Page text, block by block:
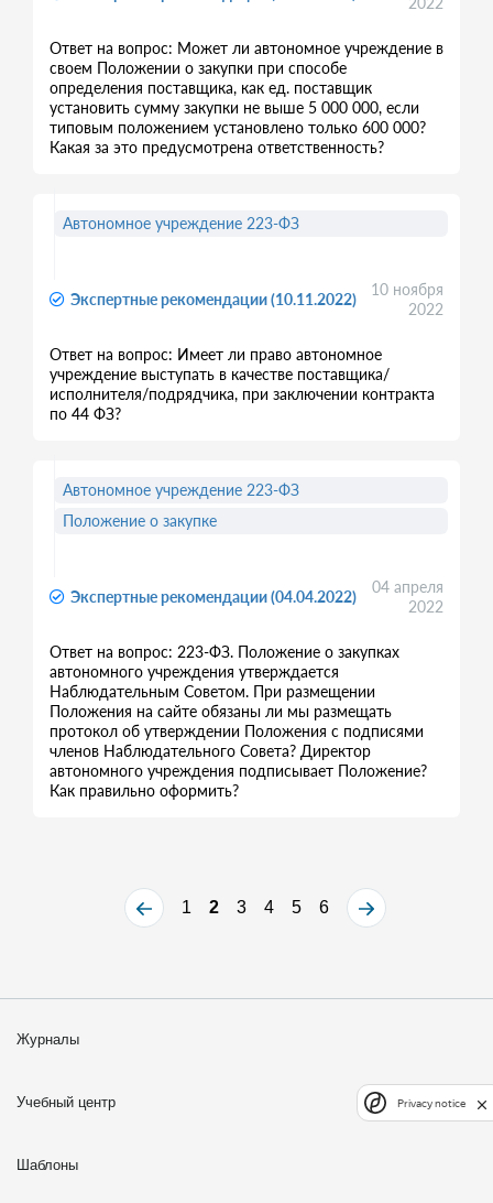
Ответ на вопрос: Может ли автономное учреждение в
своем Положении о закупки при способе
определения поставщика, как ед. поставщик
установить сумму закупки не выше 5 000 000, если
типовым положением установлено только 600 000?
Какая за это предусмотрена ответственность?
Экспертные рекомендации (10.11.2022)
10 ноября
2022
Ответ на вопрос: Имеет ли право автономное
учреждение выступать в качестве поставщика/
исполнителя/подрядчика, при заключении контракта
по 44 ФЗ?
Автономное учреждение 223-ФЗ
Экспертные рекомендации (04.04.2022)
04 апреля
2022
Ответ на вопрос: 223-ФЗ. Положение о закупках
автономного учреждения утверждается
Наблюдательным Советом. При размещении
Положения на сайте обязаны ли мы размещать
протокол об утверждении Положения с подписями
членов Наблюдательного Совета? Директор
автономного учреждения подписывает Положение?
Как правильно оформить?
Автономное учреждение 223-ФЗ
Положение о закупке
1 2 3 4 5 6
Журналы
Учебный центр
Шаблоны
Privacy notice